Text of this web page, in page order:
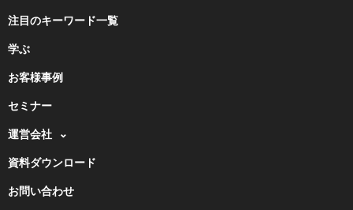
注目のキーワード一覧
学ぶ
お客様事例
セミナー
運営会社
資料ダウンロード
お問い合わせ